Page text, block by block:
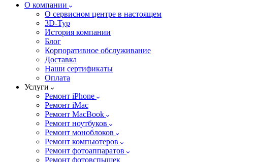
О компании
О сервисном центре в настоящем
3D-Тур
История компании
Блог
Корпоративное обслуживание
Доставка
Наши сертификаты
Оплата
Услуги
Ремонт iPhone
Ремонт iMac
Ремонт MacBook
Ремонт ноутбуков
Ремонт моноблоков
Ремонт компьютеров
Ремонт фотоаппаратов
Ремонт фотовспышек